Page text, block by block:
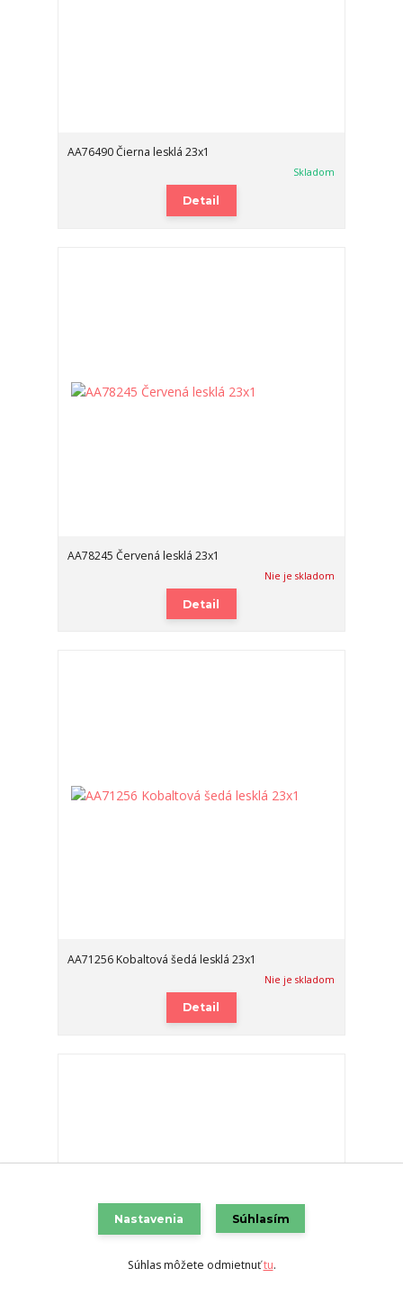
AA76490 Čierna lesklá 23x1
Skladom
Detail
AA78245 Červená lesklá 23x1
Nie je skladom
Detail
AA71256 Kobaltová šedá lesklá 23x1
Nie je skladom
Detail
Nastavenia Súhlasím
Súhlas môžete odmietnuťtu.